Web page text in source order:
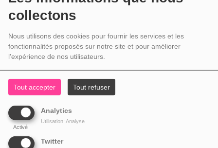
collectons
Nous utilisons des cookies pour fournir les services et les
fonctionnalités proposés sur notre site et pour améliorer
l'expérience de nos utilisateurs.
Tout accepter Tout refuser
Analytics
Activé
Utilisation: Analyse
Twitter